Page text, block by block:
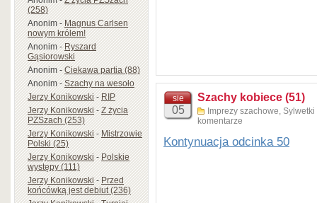
(258)
Anonim-Magnus Carlsen
nowym królem!
Anonim-Ryszard
Gąsiorowski
Anonim-Ciekawa partia (88)
Anonim-Szachy na wesoło
Jerzy Konikowski-RIP
Jerzy Konikowski-Z życia
PZSzach (253)
Jerzy Konikowski-Mistrzowie
Polski (25)
Jerzy Konikowski-Polskie
występy (111)
Jerzy Konikowski-Przed
końcówką jest debiut (236)
sie
05
Szachy kobiece (51)
Imprezy szachowe, Sylwetki
komentarze
Kontynuacja odcinka 50